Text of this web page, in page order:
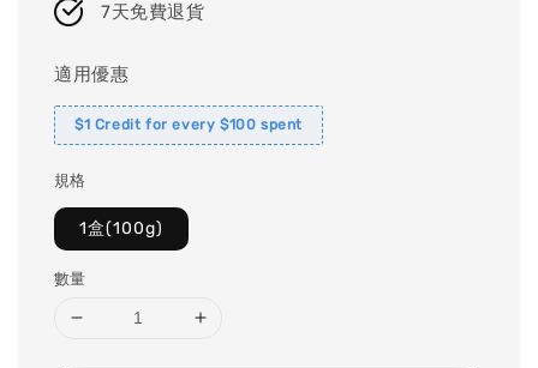
7天免費退貨
適用優惠
$1 Credit for every $100 spent
規格
1盒(100g)
數量